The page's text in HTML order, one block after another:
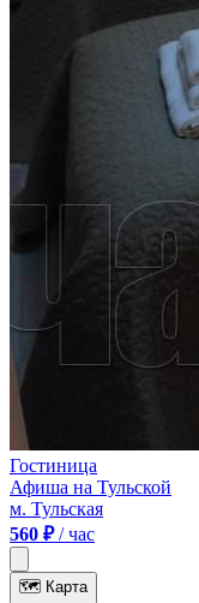
Гостиница
Афиша на Тульской
м. Тульская
560 ₽/ час
🗺 Карта